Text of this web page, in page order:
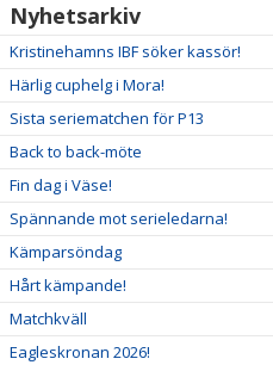
Nyhetsarkiv
Kristinehamns IBF söker kassör!
Härlig cuphelg i Mora!
Sista seriematchen för P13
Back to back-möte
Fin dag i Väse!
Spännande mot serieledarna!
Kämparsöndag
Hårt kämpande!
Matchkväll
Eagleskronan 2026!